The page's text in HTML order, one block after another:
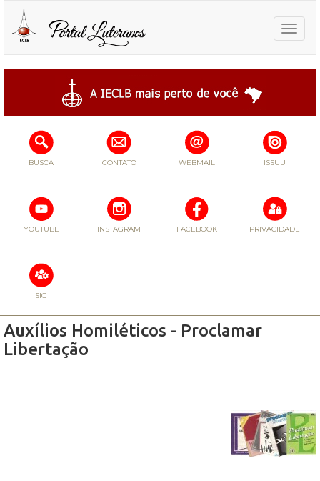
Toggle
BUSCA CONTATO WEBMAIL ISSUU
YOUTUBE INSTAGRAM FACEBOOK PRIVACIDADE
SIG
Auxílios Homiléticos - Proclamar
Libertação